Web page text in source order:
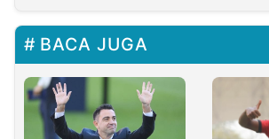
BACA JUGA